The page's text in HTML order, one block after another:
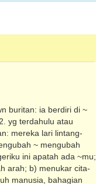
buritan: ia berdiri di ~
yg terdahulu atau
mereka lari lintang-
~ mengubah
ini apatah ada ~mu;
arah; b) menukar cita-
manusia, bahagian